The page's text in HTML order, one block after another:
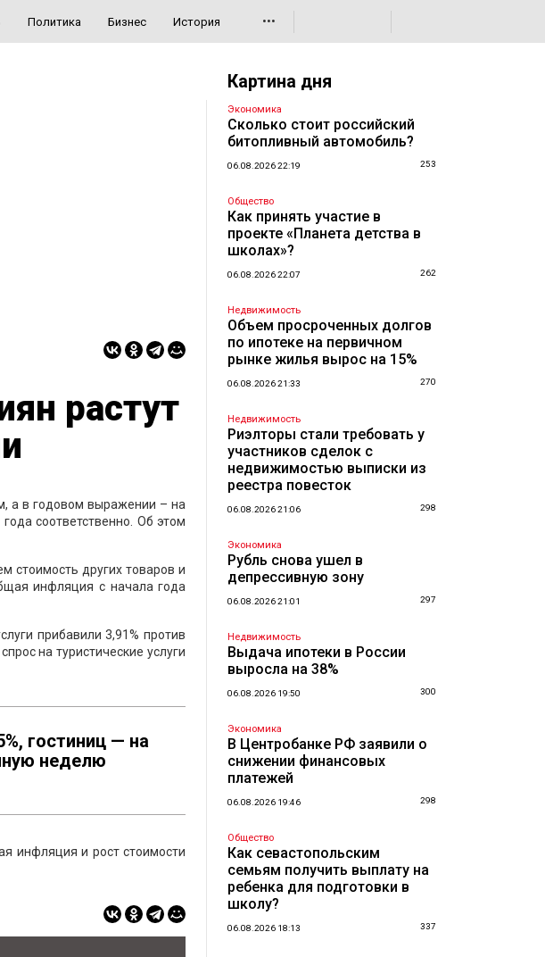
Политика Бизнес История •••
растут
а в годовом выражении – на
соответственно. Об этом
стоимость других товаров и
инфляция с начала года
прибавили 3,91% против
на туристические услуги
гостиниц — на
неделю
инфляция и рост стоимости
Картина дня
Экономика
Сколько стоит российский
битопливный автомобиль?
06.08.2026 22:19 253
Общество
Как принять участие в
проекте «Планета детства в
школах»?
06.08.2026 22:07 262
Недвижимость
Объем просроченных долгов
по ипотеке на первичном
рынке жилья вырос на 15%
06.08.2026 21:33 270
Недвижимость
Риэлторы стали требовать у
участников сделок с
недвижимостью выписки из
реестра повесток
06.08.2026 21:06 298
Экономика
Рубль снова ушел в
депрессивную зону
06.08.2026 21:01 297
Недвижимость
Выдача ипотеки в России
выросла на 38%
06.08.2026 19:50 300
Экономика
В Центробанке РФ заявили о
снижении финансовых
платежей
06.08.2026 19:46 298
Общество
Как севастопольским
семьям получить выплату на
ребенка для подготовки в
школу?
06.08.2026 18:13 337